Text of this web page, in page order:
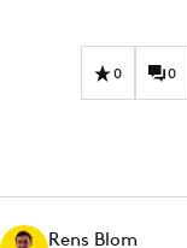
Gedragsverandering
Influencer marketing
Media
Merkstrategie
0 0
Rens Blom